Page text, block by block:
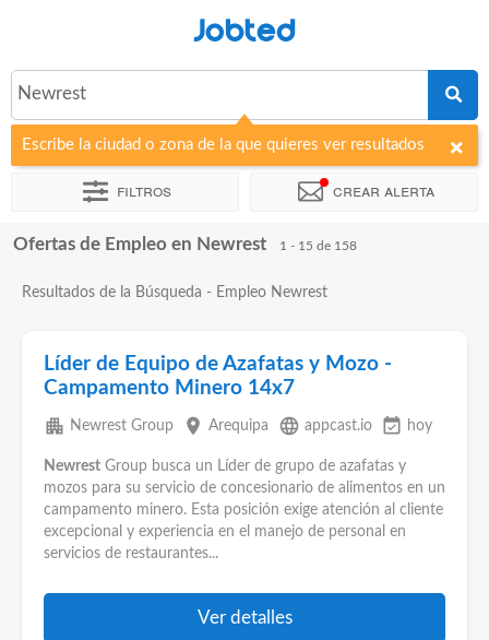
Jobted
Newrest
Escribe la ciudad o zona de la que quieres ver resultados
Filtros Crear alerta
Ordenar por Empresa
Ofertas de Empleo en Newrest 1 - 15 de 158
Resultados de la Búsqueda - Empleo Newrest
Líder de Equipo de Azafatas y Mozo -
Campamento Minero 14x7
apartment Newrest Group place Arequipa language appcast.io event_available hoy
Newrest Group busca un Líder de grupo de azafatas y
mozos para su servicio de concesionario de alimentos en un
campamento minero. Esta posición exige atención al cliente
excepcional y experiencia en el manejo de personal en
servicios de restaurantes...
Ver detalles